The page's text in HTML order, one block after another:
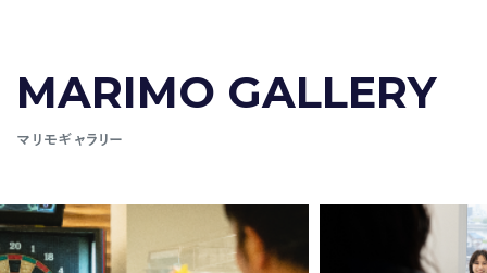
MARIMO GALLERY
マリモギャラリー